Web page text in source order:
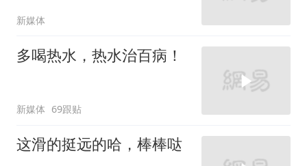
新媒体
多喝热水，热水治百病！
新媒体 69跟贴
这滑的挺远的哈，棒棒哒